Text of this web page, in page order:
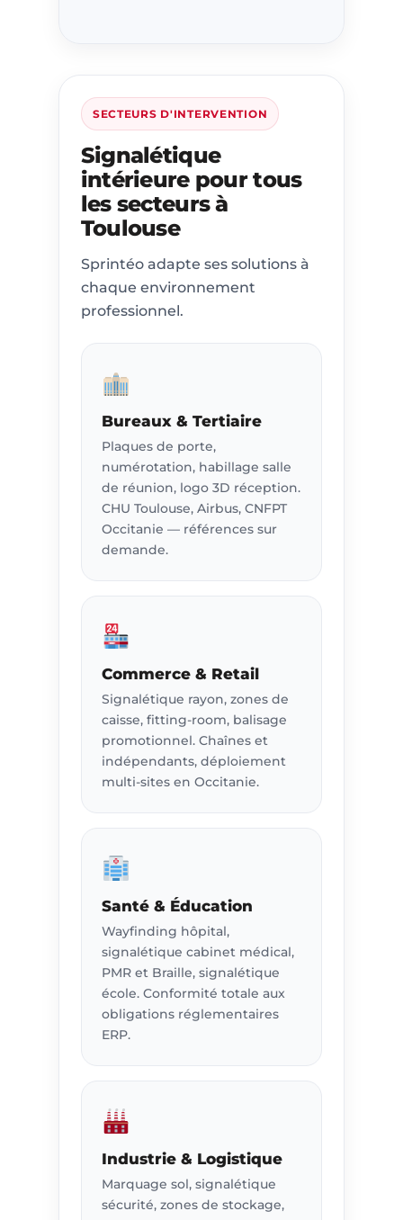
SECTEURS D'INTERVENTION
Signalétique
intérieure pour tous
les secteurs à
Toulouse
Sprintéo adapte ses solutions à
chaque environnement
professionnel.
Bureaux & Tertiaire
Plaques de porte,
numérotation, habillage salle
de réunion, logo 3D réception.
CHU Toulouse, Airbus, CNFPT
Occitanie — références sur
demande.
Commerce & Retail
Signalétique rayon, zones de
caisse, fitting-room, balisage
promotionnel. Chaînes et
indépendants, déploiement
multi-sites en Occitanie.
Santé & Éducation
Wayfinding hôpital,
signalétique cabinet médical,
PMR et Braille, signalétique
école. Conformité totale aux
obligations réglementaires
ERP.
Industrie & Logistique
Marquage sol, signalétique
sécurité, zones de stockage,